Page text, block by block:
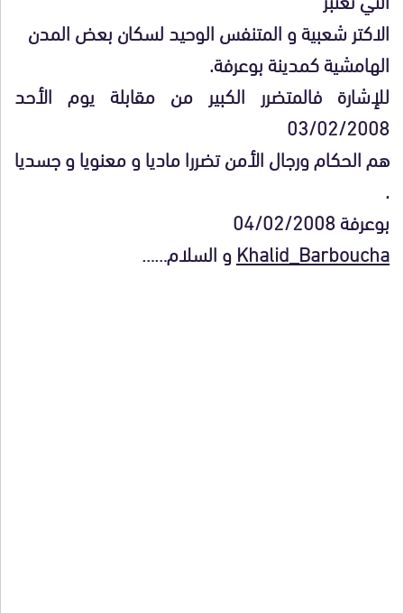
الاكتر شعبية و المتنفس الوحيد لسكان بعض المدن
الهامشية كمدينة بوعرفة.
للإشارة فالمتضرر الكبير من مقابلة يوم الأحد
03/02/2008
هم الحكام ورجال الأمن تضررا ماديا و معنويا و جسديا
.
بوعرفة 04/02/2008
Khalid_Barbouchaو السلام……